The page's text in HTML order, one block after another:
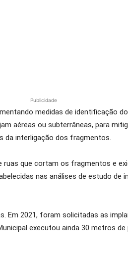
Publicidade
medidas de identificação
aéreas ou subterrâneas, para
da interligação dos fragmentos.
que cortam os fragmentos e
nas análises de estudo de
Em 2021, foram solicitadas as
executou ainda 30 metros